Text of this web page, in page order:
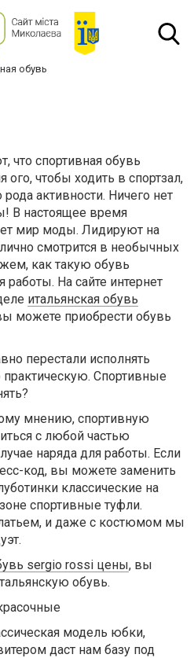
обувь
что спортивная обувь
ого, чтобы ходить в спортзал,
активности. Ничего нет
В настоящее время
мир моды. Лидируют на
смотрится в необычных
как такую обувь
работы. На сайте интернет
итальянская обувь
можете приобрести обувь
перестали исполнять
Спортивные
мнению, спортивную
с любой частью
наряда для работы. Если
код, вы можете заменить
классические на
спортивные туфли.
и даже с костюмом мы
sergio rossi цены, вы
обувь.
модель юбки,
даст нам базу под